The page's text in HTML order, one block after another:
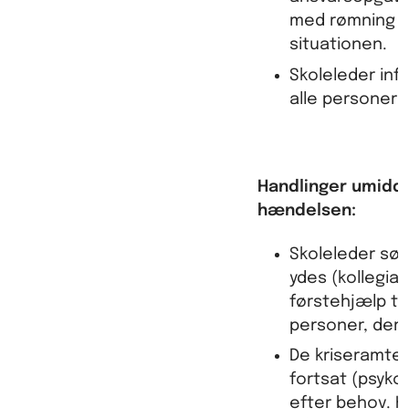
med rømning
situationen.
Skoleleder
alle personer
Handlinger
hændelsen:
Skoleleder
ydes
førstehjælp til
personer, der
De kriseramte
fortsat
efter behov.